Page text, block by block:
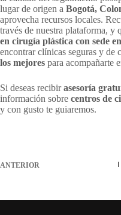
lugar de origen a Bogotá,
aprovecha recursos locales.
través de nuestra plataforma, y
en cirugía plástica con sede
encontrar clínicas seguras y de
los mejores para acompañarte
Si deseas recibirasesoría
información sobre centros de
y con gusto te guiaremos.
ANTERIOR